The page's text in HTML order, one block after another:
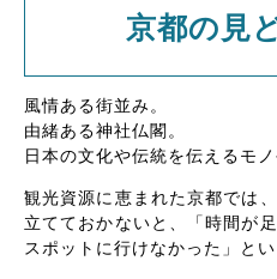
京都の見
風情ある街並み。
由緒ある神社仏閣。
日本の文化や伝統を伝えるモノ
観光資源に恵まれた京都では
立てておかないと、「時間が
スポットに行けなかった」と